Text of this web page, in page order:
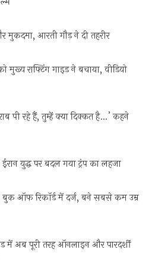
आरती गौड़ ने दी तहरीर
राफ्टिंग गाइड ने बचाया, वीडियो
पी रहे हैं, तुम्हें क्या दिक्कत है…’ कहने
युद्ध पर बदल गया ट्रंप का लहजा
बुक ऑफ रिकॉर्ड में दर्ज, बने सबसे कम उम्र
में अब पूरी तरह ऑनलाइन और पारदर्शी